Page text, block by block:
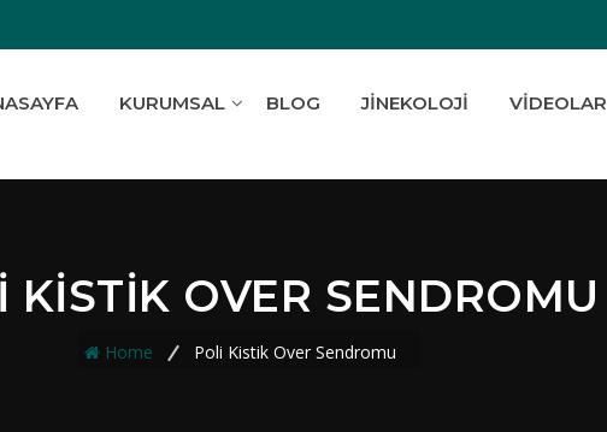
KURUMSAL BLOG JINEKOLOJI VIDEOLAR
KISTIK OVER SENDROMU
Home Poli Kistik Over Sendromu